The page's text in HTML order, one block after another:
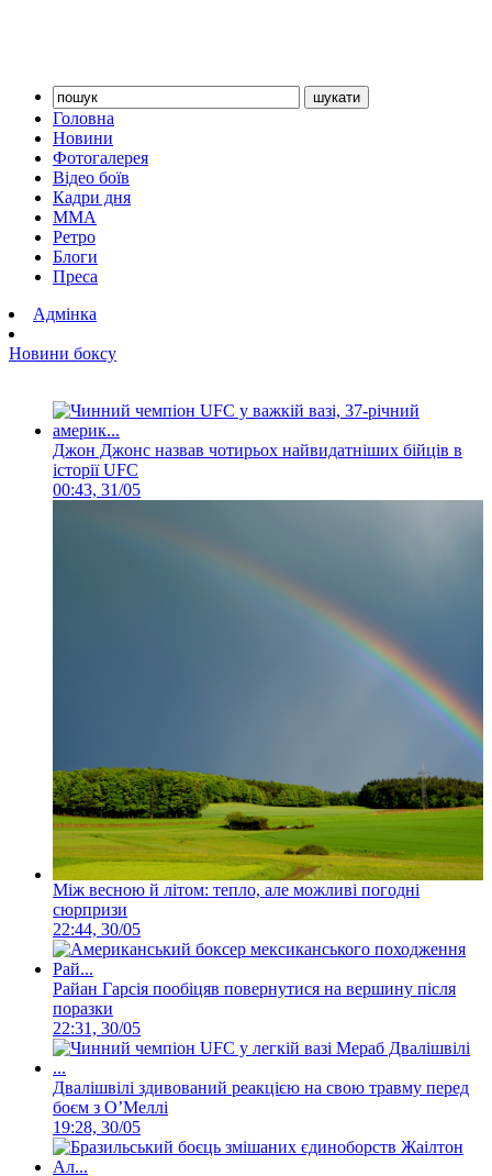
Головна
Новини
Фотогалерея
Відео боїв
Кадри дня
ММА
Ретро
Блоги
Преса
Адмінка
Новини боксу
Джон Джонс назвав чотирьох найвидатніших бійців в
історії UFC
00:43, 31/05
Між весною й літом: тепло, але можливі погодні
сюрпризи
22:44, 30/05
Райан Гарсія пообіцяв повернутися на вершину після
поразки
22:31, 30/05
Двалішвілі здивований реакцією на свою травму перед
боєм з О’Меллі
19:28, 30/05